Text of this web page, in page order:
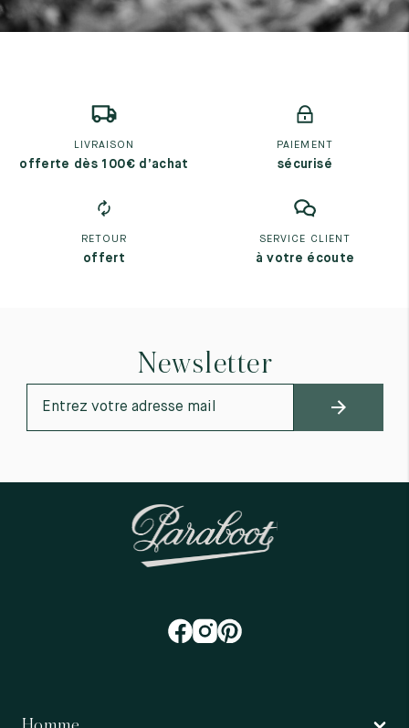
LIVRAISON
offerte dès 100€ d’achat
PAIEMENT
sécurisé
RETOUR
offert
SERVICE CLIENT
à votre écoute
Newsletter